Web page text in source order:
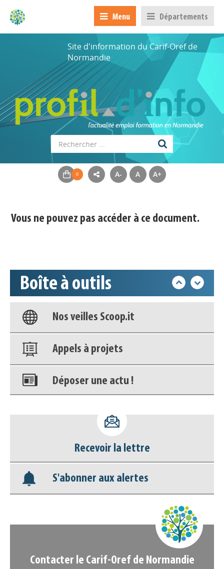
Menu Départements
Site d'information du Carif-Oref de
Normandie
A- A A+
Vous ne pouvez pas accéder à ce document.
Boîte à outils
Appels à projets
Déposer une actu !
Base documentaire
Nos veilles Scoop.it
Appels à projets
Déposer une actu !
déconnecter)
Base documentaire
Nos veilles Scoop.it
Recevoir la lettre
S'abonner aux alertes
Contacter le Carif-Oref de Normandie